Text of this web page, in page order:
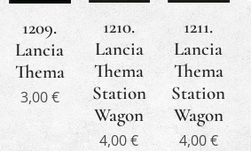
1209.
Lancia
Thema
3,00€
1210.
Lancia
Thema
Station
Wagon
4,00€
1211.
Lancia
Thema
Station
Wagon
4,00€